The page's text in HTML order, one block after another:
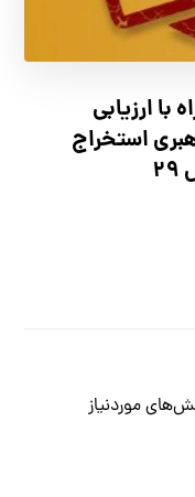
ارزیابی
استخراج
موردنیاز